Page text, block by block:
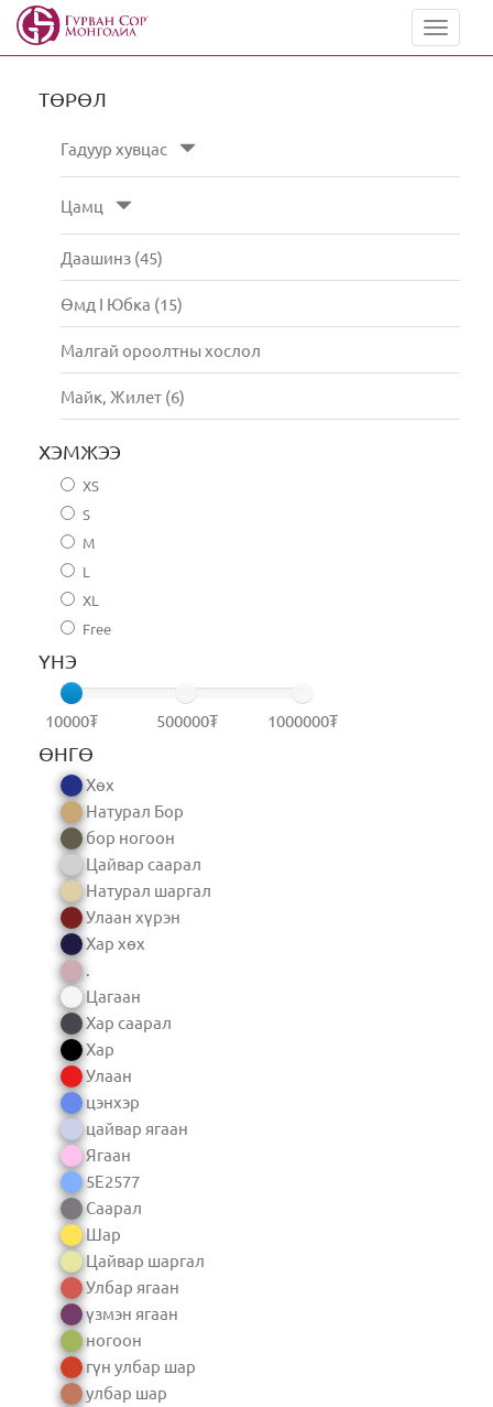
Toggle
ТӨРӨЛ
Гадуур хувцас
Цамц
Даашинз (45)
Өмд I Юбка (15)
Малгай ороолтны хослол
Майк, Жилет (6)
ХЭМЖЭЭ
XS
S
M
L
XL
Free
ҮНЭ
10000₮ 500000₮ 1000000₮
ӨНГӨ
Хөх
Натурал Бор
бор ногоон
Цайвар саарал
Натурал шаргал
Улаан хүрэн
Хар хөх
.
Цагаан
Хар саарал
Хар
Улаан
цэнхэр
цайвар ягаан
Ягаан
5E2577
Саарал
Шар
Цайвар шаргал
Улбар ягаан
үзмэн ягаан
ногоон
гүн улбар шар
улбар шар